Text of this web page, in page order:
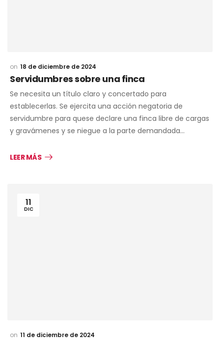
18 de diciembre de 2024
Servidumbres sobre una finca
Se necesita un título claro y concertado para
establecerlas. Se ejercita una acción negatoria de
servidumbre para quese declare una finca libre de cargas
y gravámenes y se niegue a la parte demandada…
LEER MÁS
11
DIC
11 de diciembre de 2024